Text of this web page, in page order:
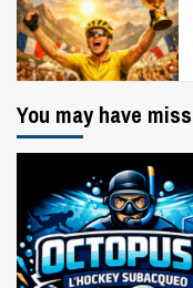
You may have